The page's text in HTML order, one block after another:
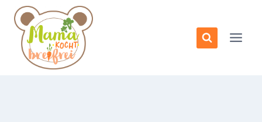
Zum
Inhalt
springen